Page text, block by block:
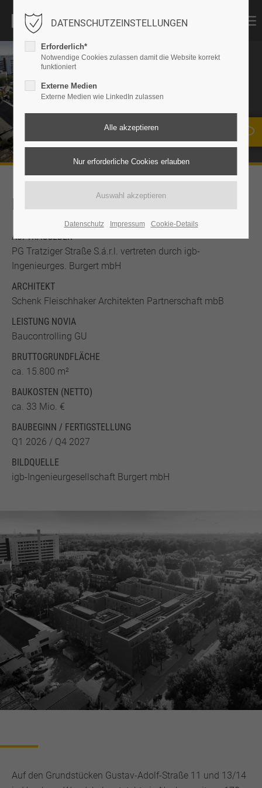
STRASSE 11 + 13/14
Hamburg
KEYFACTS
AUFTRAGGEBER
PG Tratziger Straße S.á.r.l. vertreten durch igb-
Ingenieurges. Burgert mbH
ARCHITEKT
Schenk Fleischhaker Architekten Partnerschaft mbB
LEISTUNG NOVIA
Baucontrolling GU
BRUTTO­GRUND­FLÄCHE
ca. 15.800 m²
BAUKOSTEN (NETTO)
ca. 33 Mio. €
BAUBEGINN / FERTIGSTELLUNG
Q1 2026 / Q4 2027
BILDQUELLE
igb-Ingenieurgesellschaft Burgert mbH
Auf den Grundstücken Gustav-Adolf-Straße 11 und 13/14
DATENSCHUTZEINSTELLUNGEN
Erforderlich*
Notwendige Cookies zulassen damit die Website korrekt
funktioniert
Externe Medien
Externe Medien wie LinkedIn zulassen
Datenschutz Impressum Cookie-Details